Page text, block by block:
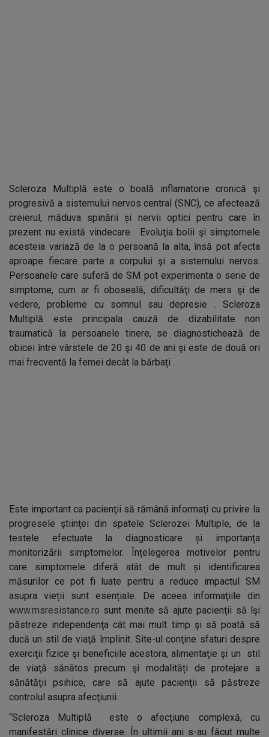
Scleroza Multiplă este o boală inflamatorie cronică şi
progresivă a sistemului nervos central (SNC), ce afectează
creierul, măduva spinării și nervii optici pentru care în
prezent nu există vindecare . Evoluţia bolii şi simptomele
acesteia variază de la o persoană la alta, însă pot afecta
aproape fiecare parte a corpului şi a sistemului nervos.
Persoanele care suferă de SM pot experimenta o serie de
simptome, cum ar fi oboseală, dificultăţi de mers şi de
vedere, probleme cu somnul sau depresie . Scleroza
Multiplă este principala cauză de dizabilitate non
traumatică la persoanele tinere, se diagnostichează de
obicei între vârstele de 20 şi 40 de ani şi este de două ori
mai frecventă la femei decât la bărbați .
Este important ca pacienţii să rămână informaţi cu privire la
progresele ştiinţei din spatele Sclerozei Multiple, de la
testele efectuate la diagnosticare și importanța
monitorizării simptomelor. Înțelegerea motivelor pentru
care simptomele diferă atât de mult și identificarea
măsurilor ce pot fi luate pentru a reduce impactul SM
asupra vieții sunt esențiale. De aceea informaţiile din
www.msresistance.ro sunt menite să ajute pacienţii să îşi
păstreze independenţa cât mai mult timp şi să poată să
ducă un stil de viaţă împlinit. Site-ul conţine sfaturi despre
exerciţii fizice şi beneficiile acestora, alimentaţie şi un stil
de viaţă sănătos precum şi modalități de protejare a
sănătăţii psihice, care să ajute pacienţii să păstreze
controlul asupra afecţiunii.
“Scleroza Multiplă este o afecţiune complexă, cu
manifestări clinice diverse. În ultimii ani s-au făcut multe